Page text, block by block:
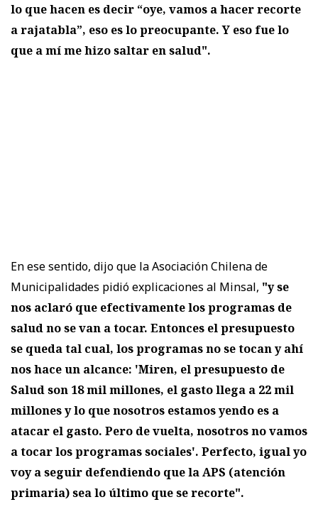
lo que hacen es decir “oye, vamos a hacer recorte
a rajatabla”, eso es lo preocupante. Y eso fue lo
que a mí me hizo saltar en salud".
En ese sentido, dijo que la Asociación Chilena de
Municipalidades pidió explicaciones al Minsal, "y se
nos aclaró que efectivamente los programas de
salud no se van a tocar. Entonces el presupuesto
se queda tal cual, los programas no se tocan y ahí
nos hace un alcance: 'Miren, el presupuesto de
Salud son 18 mil millones, el gasto llega a 22 mil
millones y lo que nosotros estamos yendo es a
atacar el gasto. Pero de vuelta, nosotros no vamos
a tocar los programas sociales'. Perfecto, igual yo
voy a seguir defendiendo que la APS (atención
primaria) sea lo último que se recorte".